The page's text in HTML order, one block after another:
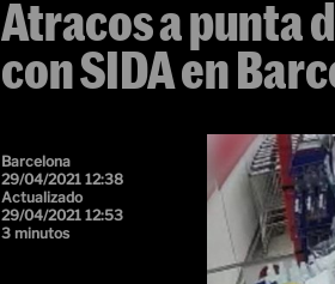
Atracos a punta
con SIDA en
Barcelona
29/04/2021 12:38
Actualizado
29/04/2021 12:53
3 minutos